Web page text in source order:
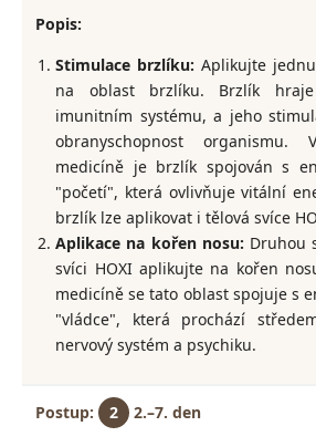
Stimulace brzlíku: Aplikujte
na oblast brzlíku. Brzlík
imunitním systému, a jeho
obranyschopnost
medicíně je brzlík spojován s
"početí", která ovlivňuje vitální
brzlík lze aplikovat i tělová svíce
Aplikace na kořen nosu: Druhou
svíci HOXI aplikujte na kořen
medicíně se tato oblast spojuje s
"vládce", která prochází
nervový systém a psychiku.
2 2.–7. den